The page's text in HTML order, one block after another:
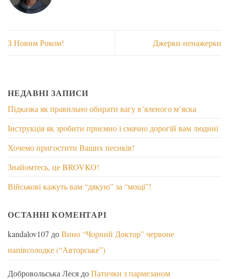
З Новим Роком! Джерки-ненажерки
НЕДАВНІ ЗАПИСИ
Підказка як правильно обирати вагу в’яленого м’яска
Інструкція як зробити приємно і смачно дорогій вам людині
Хочемо пригостити Ваших песиків!
Знайомтесь, це BROVKO!
Військові кажуть вам “дякую” за “мощі”!
ОСТАННІ КОМЕНТАРІ
kandalov107 доВино “Чорний Доктор” червоне
напівсолодке (“Авторське”)
Добровольська Леся доПатички з пармезаном